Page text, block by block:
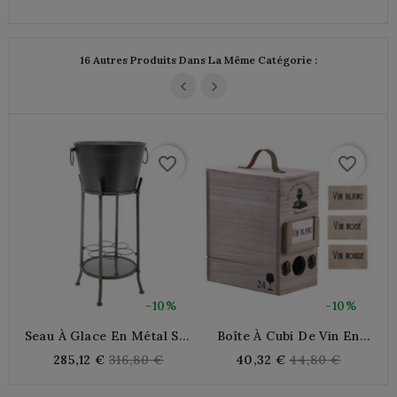
16 Autres Produits Dans La Même Catégorie :
-10%
favorite_border
Seau À Glace En Métal Sur
285,12 € Regular
316,80 €
-10%
favorite_border
Boîte À Cubi De Vin En
40,32 € Regular
44,80 €